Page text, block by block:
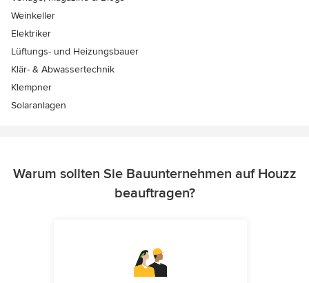
Weinkeller
Elektriker
Lüftungs- und Heizungsbauer
Klär- & Abwassertechnik
Klempner
Solaranlagen
Warum sollten Sie Bauunternehmen auf Houzz
beauftragen?